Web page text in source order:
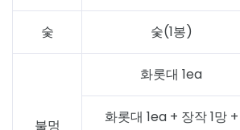
숯 숯(1봉)
불멍
화롯대 1ea
화롯대 1ea + 장작 1망 +